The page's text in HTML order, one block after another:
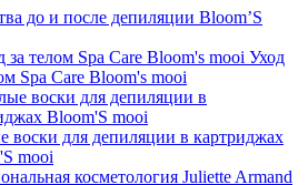
до и после депиляции Bloom’S
Уход
Spa Care Bloom's mooi
воски для депиляции в картриджах
mooi